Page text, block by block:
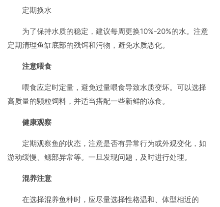
定期换水
为了保持水质的稳定，建议每周更换10%-20%的水。注意
定期清理鱼缸底部的残饵和污物，避免水质恶化。
注意喂食
喂食应定时定量，避免过量喂食导致水质变坏。可以选择
高质量的颗粒饲料，并适当搭配一些新鲜的冻食。
健康观察
定期观察鱼的状态，注意是否有异常行为或外观变化，如
游动缓慢、鳃部异常等。一旦发现问题，及时进行处理。
混养注意
在选择混养鱼种时，应尽量选择性格温和、体型相近的